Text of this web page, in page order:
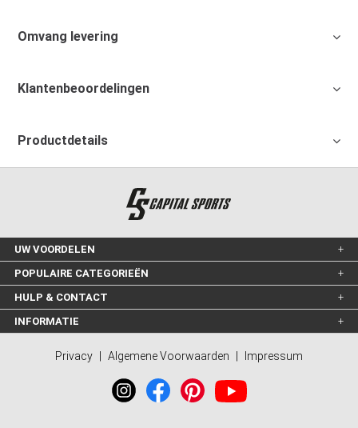
Omvang levering
Klantenbeoordelingen
Productdetails
UW VOORDELEN
POPULAIRE CATEGORIEËN
HULP & CONTACT
INFORMATIE
Privacy Algemene Voorwaarden Impressum